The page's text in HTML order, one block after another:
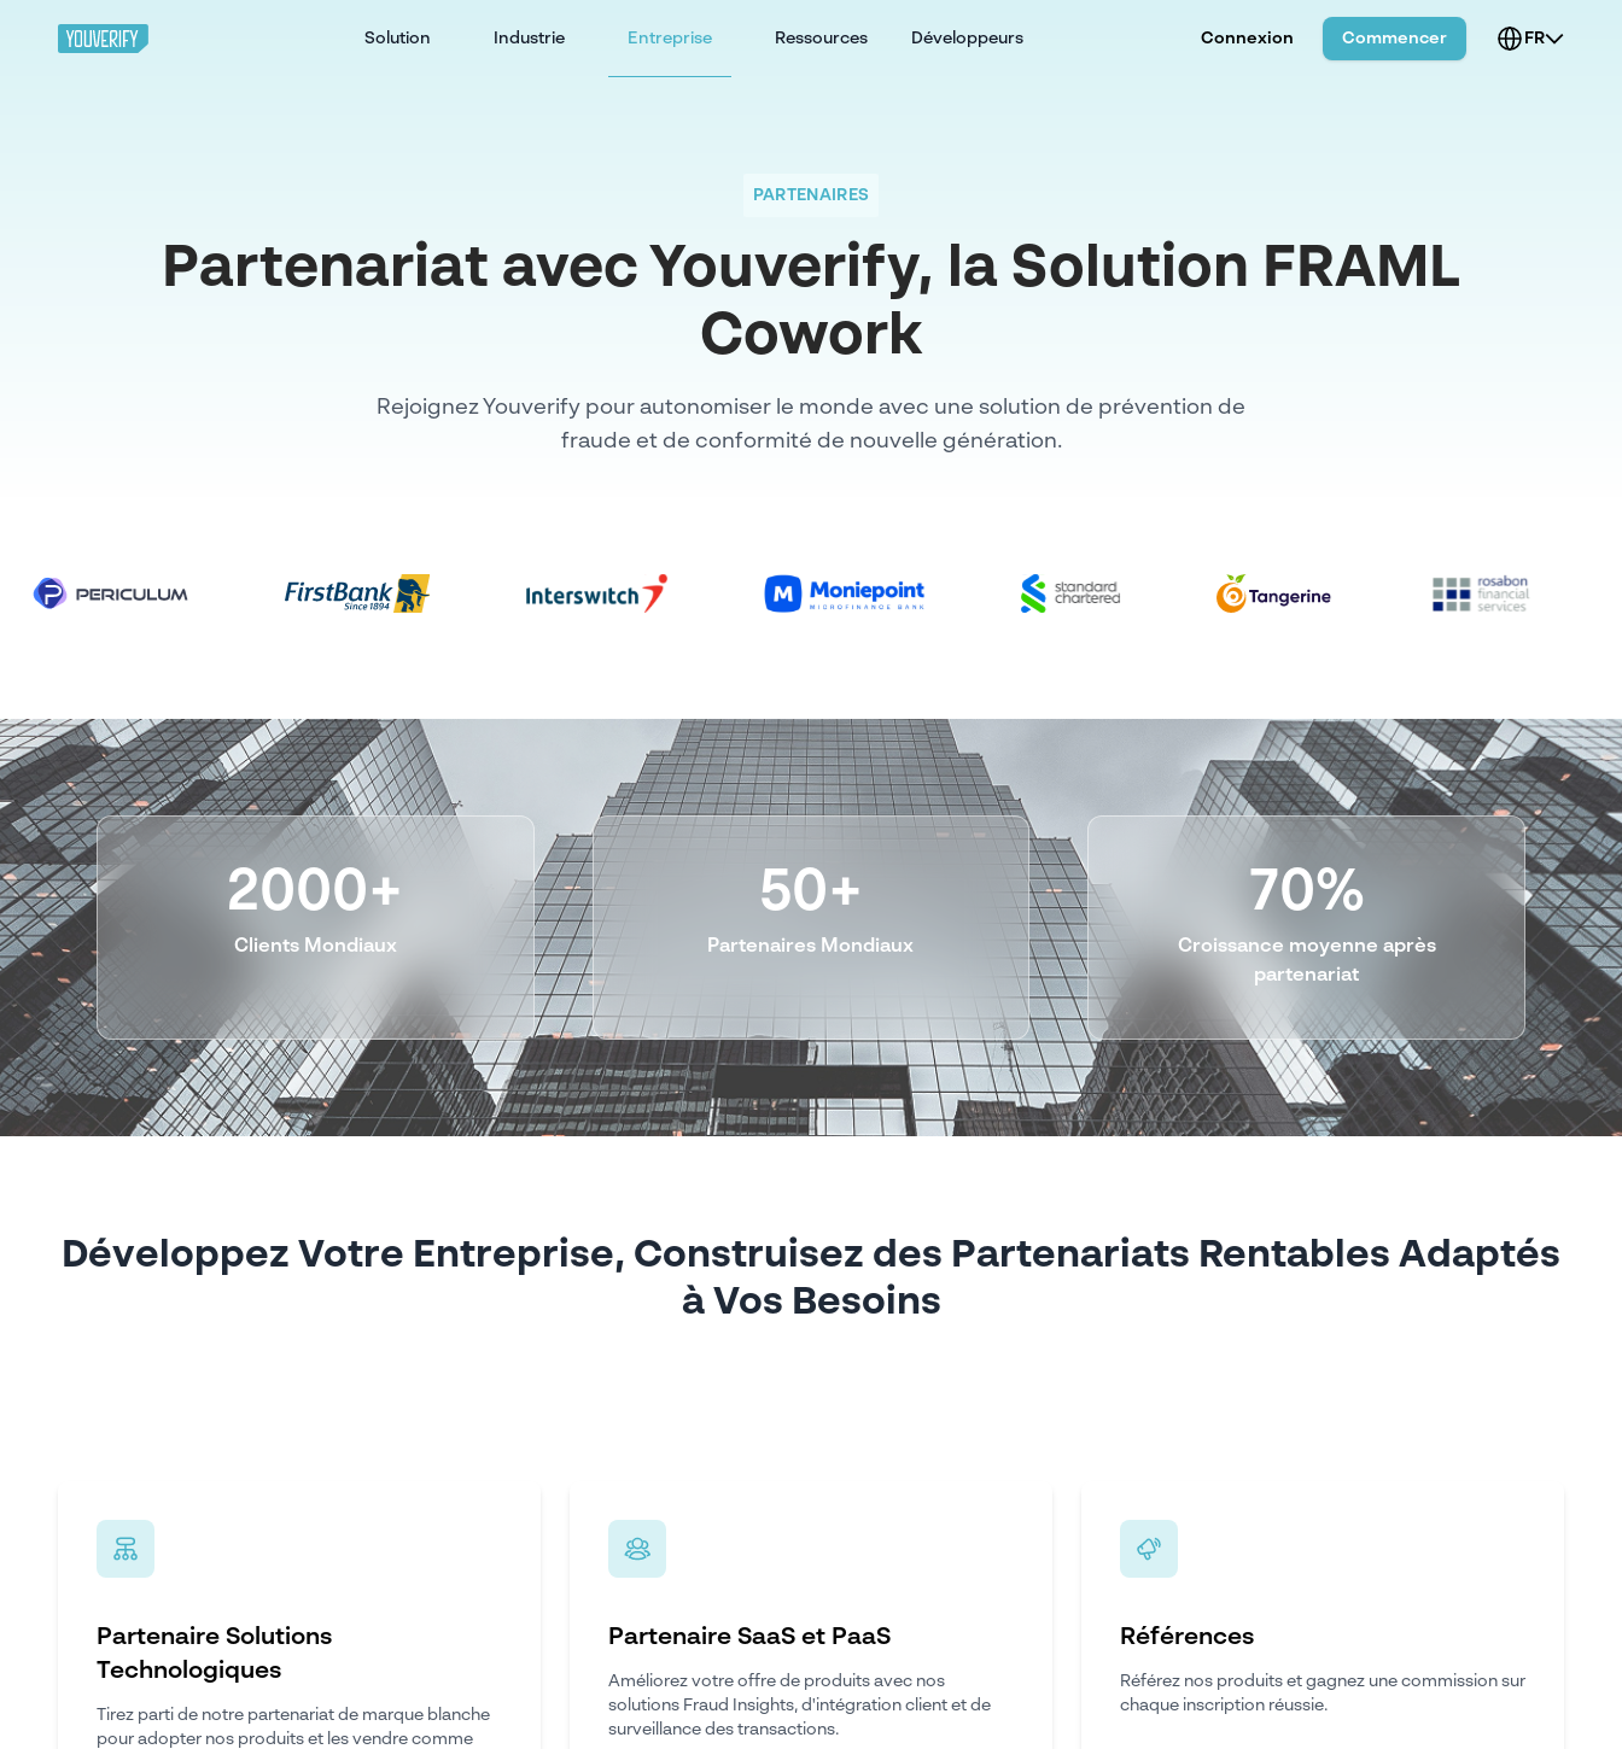
Solution Industrie Entreprise Ressources Développeurs Connexion Commencer FR
PARTENAIRES
Partenariat avec Youverify, la Solution FRAML
Cowork
Rejoignez Youverify pour autonomiser le monde avec une solution de prévention de
fraude et de conformité de nouvelle génération.
Our Partnership Statistics
2000+
Clients Mondiaux
50+
Partenaires Mondiaux
70%
Croissance moyenne après
partenariat
Développez Votre Entreprise, Construisez des Partenariats Rentables Adaptés
à Vos Besoins
Partenaire Solutions
Technologiques
Tirez parti de notre partenariat de marque blanche
pour adopter nos produits et les vendre comme
Partenaire SaaS et PaaS
Améliorez votre offre de produits avec nos
solutions Fraud Insights, d'intégration client et de
surveillance des transactions.
Références
Référez nos produits et gagnez une commission sur
chaque inscription réussie.